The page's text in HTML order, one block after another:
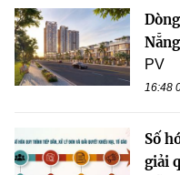
PV
16:48
Số
giải